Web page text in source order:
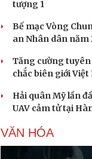
tượng 1
Bế mạc Vòng
an Nhân dân năm
Tăng cường
chắc biên giới
Hải quân Mỹ lần
UAV cảm tử tại
VĂN HÓA